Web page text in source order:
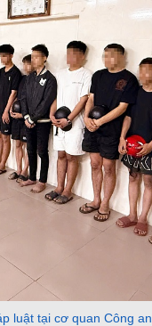
luật tại cơ quan Công an